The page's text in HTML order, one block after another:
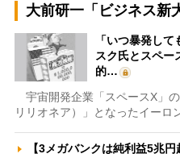
大前研一「ビジネス新
「いつ暴発し
スク氏とスペー
的…
宇宙開発企業「スペースX」
リリオネア）」となったイーロ
【3メガバンクは純利益5兆